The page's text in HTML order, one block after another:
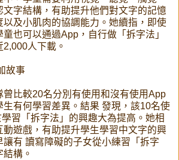
文字結構，有助提升他們對文字的記憶
以及小肌肉的協調能力。她續指，即使
也可以通過App，自行做「拆字法」
人下載。
故事
曾比較20名分別有使用和沒有使用App
有何學習差異。結果 發現，該10名使
習「拆字法」的興趣大為提高。她相
遊戲，有助提升學生學習中文字的興
有 讀寫障礙的子女從小練習「拆字
構。